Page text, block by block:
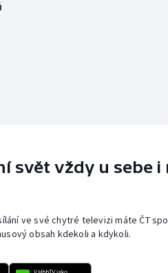
svět vždy u sebe i
ve své chytré televizi máte ČT
obsah kdekoli a kdykoli.